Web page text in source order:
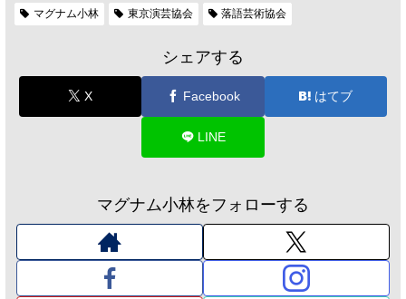
マグナム小林 東京演芸協会 落語芸術協会
シェアする
X Facebook はてブ
LINE
マグナム小林をフォローする